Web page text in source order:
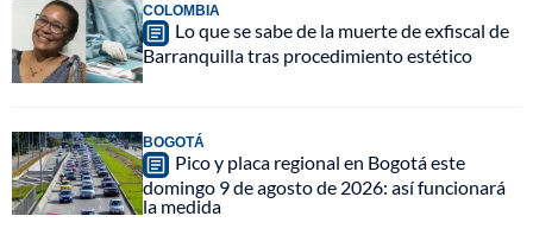
COLOMBIA
Lo que se sabe de la muerte de exfiscal de
Barranquilla tras procedimiento estético
BOGOTÁ
Pico y placa regional en Bogotá este
domingo 9 de agosto de 2026: así funcionará
la medida